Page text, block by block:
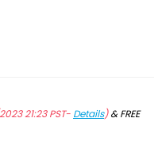
21:23 PST- Details)&FREE